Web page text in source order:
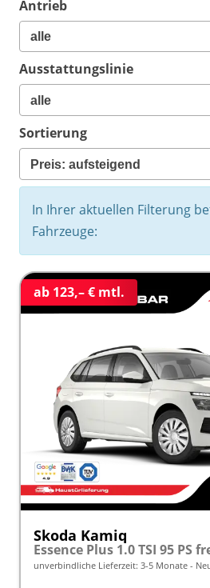
Antrieb
Ausstattungslinie
Sortierung
In Ihrer aktuellen Filterung
Fahrzeuge:
ab 123,– € mtl.
Skoda Kamiq
Essence Plus 1.0 TSI 95 PS
unverbindliche Lieferzeit: 3-5 Monate